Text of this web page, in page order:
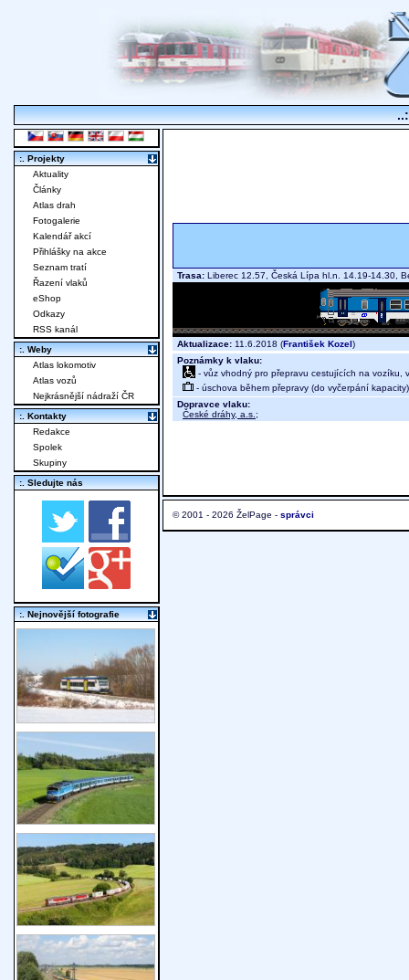
Trasa: Liberec 12.57, Česká Lípa hl.n. 14.19-14.30,
Aktualizace: 11.6.2018 (František Kozel)
Poznámky k vlaku:
- vůz vhodný pro přepravu cestujících na vozíku,
- úschova během přepravy (do vyčerpání kapacity)
Dopravce vlaku:
České dráhy, a.s. ;
© 2001 - 2026 ŽelPage - správci
:. Projekty
Aktuality
Články
Atlas drah
Fotogalerie
Kalendář akcí
Přihlášky na akce
Seznam tratí
Řazení vlaků
eShop
Odkazy
RSS kanál
:. Weby
Atlas lokomotiv
Atlas vozů
Nejkrásnější nádraží ČR
:. Kontakty
Redakce
Spolek
Skupiny
:. Sledujte nás
:. Nejnovější fotografie